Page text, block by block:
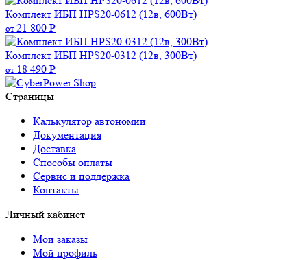
Комплект ИБП HPS20-0612 (12в, 600Вт)
от 21 800 Р
Комплект ИБП HPS20-0312 (12в, 300Вт)
от 18 490 Р
Страницы
Калькулятор автономии
Документация
Доставка
Способы оплаты
Сервис и поддержка
Контакты
Личный кабинет
Мои заказы
Мой профиль